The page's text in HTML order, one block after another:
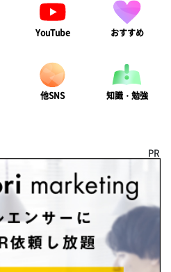
YouTube おすすめ
他SNS 知識・勉強
PR